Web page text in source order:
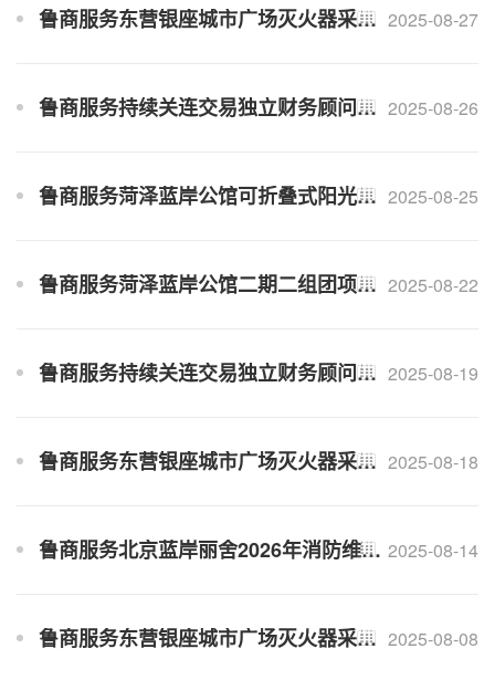
鲁商服务东营银座城市广场灭火器采购（三次）招标公告 2025-08-27
鲁商服务持续关连交易独立财务顾问选聘招标公告（二次） 2025-08-26
鲁商服务菏泽蓝岸公馆可折叠式阳光板车棚安装工程招标公告 2025-08-25
鲁商服务菏泽蓝岸公馆二期二组团项目保洁开荒外包（二次）竞争性谈判公告 2025-08-22
鲁商服务持续关连交易独立财务顾问选聘招标公告 2025-08-19
鲁商服务东营银座城市广场灭火器采购（二次）招标公告 2025-08-18
鲁商服务北京蓝岸丽舍2026年消防维保外包招标公告 2025-08-14
鲁商服务东营银座城市广场灭火器采购招标公告 2025-08-08